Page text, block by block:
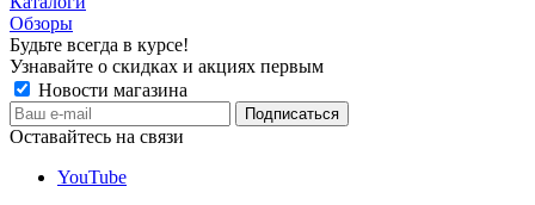
Обзоры
Будьте всегда в курсе!
Узнавайте о скидках и акциях первым
Новости магазина
Оставайтесь на связи
YouTube